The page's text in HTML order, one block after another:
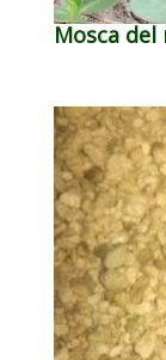
Mosca